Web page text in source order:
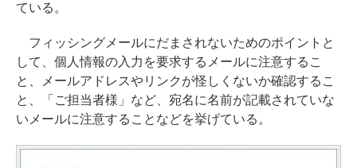
ている。
フィッシングメールにだまされないためのポイントと
して、個人情報の入力を要求するメールに注意するこ
と、メールアドレスやリンクが怪しくないか確認するこ
と、「ご担当者様」など、宛名に名前が記載されていな
いメールに注意することなどを挙げている。